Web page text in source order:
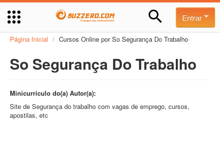
Entrar
Página Inicial / Cursos Online por So Segurança Do Trabalho
So Segurança Do Trabalho
Minicurrículo do(a) Autor(a):
Site de Segurança do trabalho com vagas de emprego, cursos,
apostilas, etc